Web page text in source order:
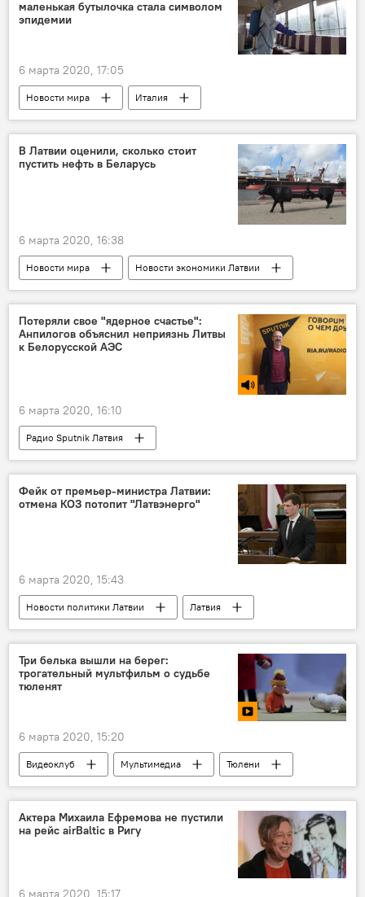
Прибалтика парад Победы
маленькая бутылочка стала символом
эпидемии
6 марта 2020, 17:05
Новости мира
Италия
коронавирус
В Латвии оценили, сколько стоит
пустить нефть в Беларусь
6 марта 2020, 16:38
Новости мира
Новости экономики Латвии
Беларусь
нефть
LatRosTrans
нефтепровод Полоцк-Вентспилс
Потеряли свое "ядерное счастье":
Анпилогов объяснил неприязнь Литвы
к Белорусской АЭС
6 марта 2020, 16:10
Радио Sputnik Латвия
Конфликт вокруг БелАЭС
Литва
Беларусь
Алексей Анпилогов
Фейк от премьер-министра Латвии:
отмена КОЗ потопит "Латвэнерго"
6 марта 2020, 15:43
Новости политики Латвии Латвия
Три белька вышли на берег:
трогательный мультфильм о судьбе
тюленят
6 марта 2020, 15:20
Видеоклуб Мультимедиа Тюлени
Актера Михаила Ефремова не пустили
на рейс airBaltic в Ригу